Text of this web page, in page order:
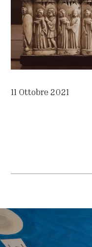
11 Ottobre 2021